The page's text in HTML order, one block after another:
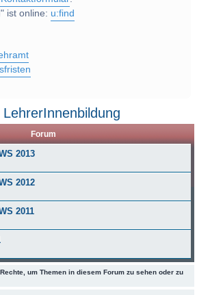
ist online: u:find
Forum
2013
2012
2011
um Themen in diesem Forum zu sehen oder zu